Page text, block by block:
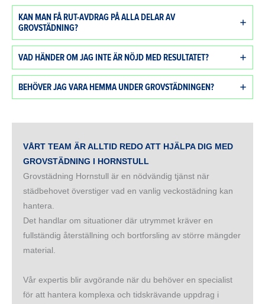
KAN MAN FÅ RUT-AVDRAG PÅ ALLA DELAR AV
GROVSTÄDNING?
VAD HÄNDER OM JAG INTE ÄR NÖJD MED RESULTATET?
BEHÖVER JAG VARA HEMMA UNDER GROVSTÄDNINGEN?
VÅRT TEAM ÄR ALLTID REDO ATT HJÄLPA DIG MED
GROVSTÄDNING I HORNSTULL
Grovstädning Hornstull är en nödvändig tjänst när
städbehovet överstiger vad en vanlig veckostädning kan
hantera.
Det handlar om situationer där utrymmet kräver en
fullständig återställning och bortforsling av större mängder
material.
Vår expertis blir avgörande när du behöver en specialist
för att hantera komplexa och tidskrävande uppdrag i